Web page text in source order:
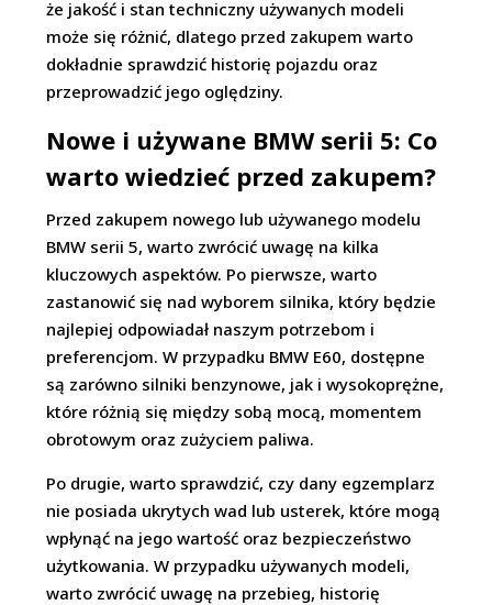
że jakość i stan techniczny używanych modeli
może się różnić, dlatego przed zakupem warto
dokładnie sprawdzić historię pojazdu oraz
przeprowadzić jego oględziny.
Nowe i używane BMW serii 5: Co
warto wiedzieć przed zakupem?
Przed zakupem nowego lub używanego modelu
BMW serii 5, warto zwrócić uwagę na kilka
kluczowych aspektów. Po pierwsze, warto
zastanowić się nad wyborem silnika, który będzie
najlepiej odpowiadał naszym potrzebom i
preferencjom. W przypadku BMW E60, dostępne
są zarówno silniki benzynowe, jak i wysokoprężne,
które różnią się między sobą mocą, momentem
obrotowym oraz zużyciem paliwa.
Po drugie, warto sprawdzić, czy dany egzemplarz
nie posiada ukrytych wad lub usterek, które mogą
wpłynąć na jego wartość oraz bezpieczeństwo
użytkowania. W przypadku używanych modeli,
warto zwrócić uwagę na przebieg, historię